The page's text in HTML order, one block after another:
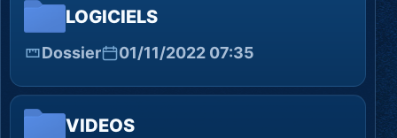
LOGICIELS
Dossier 01/11/2022 07:35
VIDEOS